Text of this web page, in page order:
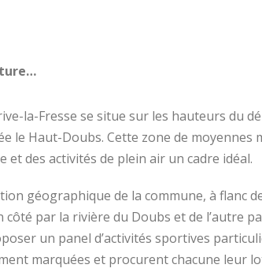
la-Fresse se situe sur les hauteurs du
le Haut-Doubs. Cette zone de moyennes
et des activités de plein air un cadre idéal.
géographique de la commune, à flanc
côté par la rivière du Doubs et de l’autre
un panel d’activités sportives
marquées et procurent chacune leur